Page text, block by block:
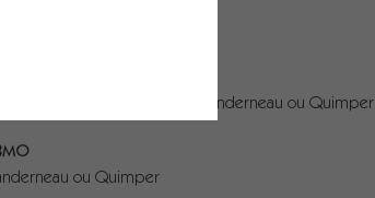
C.CHOCOLAT
Duquesne (Brest), Landerneau ou Quimper
ou Quimper